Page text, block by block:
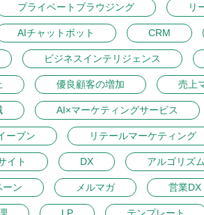
プライベートブラウジング リ
AIチャットボット CRM
ビジネスインテリジェンス
優良顧客の増加 売上
AI×マーケティングサービス
ーブン リテールマーケティング
イト DX アルゴリズム
ーン メルマガ 営業DX